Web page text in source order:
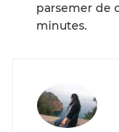
parsemer de
minutes.